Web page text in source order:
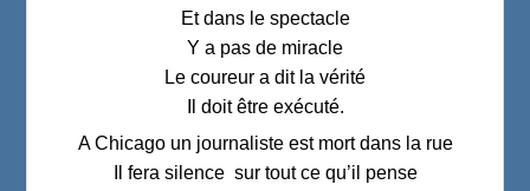
Et dans le spectacle
Y a pas de miracle
Le coureur a dit la vérité
Il doit être exécuté.
A Chicago un journaliste est mort dans la rue
Il fera silence sur tout ce qu’il pense